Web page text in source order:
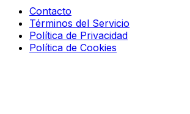
Contacto
Términos del Servicio
Política de Privacidad
Política de Cookies